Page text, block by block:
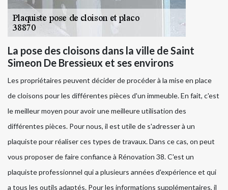
La pose des cloisons dans la ville de Saint
Simeon De Bressieux et ses environs
Les propriétaires peuvent décider de procéder à la mise en place
de cloisons pour les différentes pièces d'un immeuble. En fait, c'est
le meilleur moyen pour avoir une meilleure utilisation des
différentes pièces. Pour nous, il est utile de s'adresser à un
plaquiste pour réaliser ces types de travaux. Dans ce cas, on peut
vous proposer de faire confiance à Rénovation 38. C'est un
plaquiste professionnel qui a plusieurs années d'expérience et qui
a tous les outils adaptés. Pour les informations supplémentaires, il